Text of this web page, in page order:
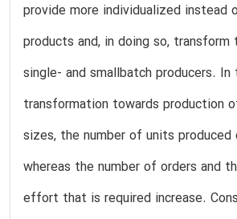
provide more individualized instead
products and, in doing so,
single- and smallbatch producers. In
transformation towards production
sizes, the number of units produced
whereas the number of orders and
effort that is required increase.